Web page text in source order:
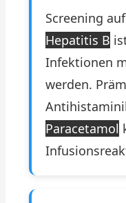
Screening auf
Hepatitis B
Infektionen
werden.
Paracetamol